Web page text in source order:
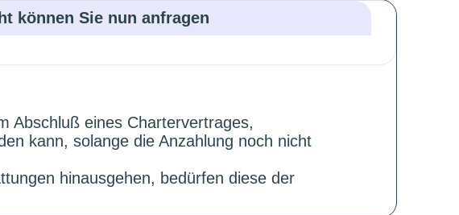
können Sie nun anfragen
Abschluß eines Chartervertrages,
kann, solange die Anzahlung noch nicht
hinausgehen, bedürfen diese der